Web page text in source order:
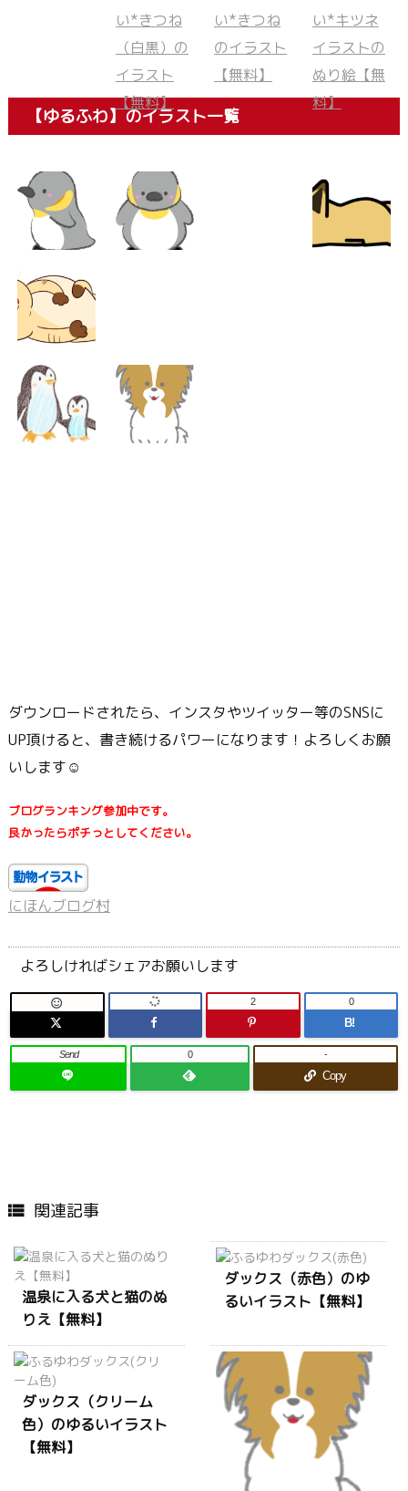
【ゆるふわ】のイラスト一覧
ダウンロードされたら、インスタやツイッター等のSNSに
UP頂けると、書き続けるパワーになります！よろしくお願
いします☺
ブログランキング参加中です。
良かったらポチっとしてください。
にほんブログ村
よろしければシェアお願いします
 2
B!
0
Send 0
Copy
-
 関連記事
温泉に入る犬と猫のぬ
りえ【無料】
ダックス（赤色）のゆ
るいイラスト【無料】
ダックス（クリーム
色）のゆるいイラスト
【無料】